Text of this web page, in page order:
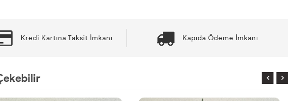
Kredi Kartına Taksit İmkanı Kapıda Ödeme İmkanı